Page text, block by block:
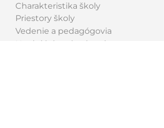
Charakteristika školy
Priestory školy
Vedenie a pedagógovia
Hosťujúci pedagógovia